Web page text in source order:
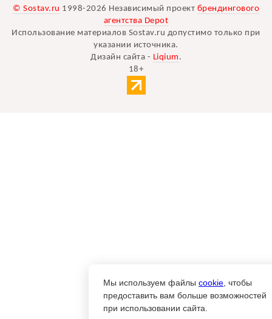
© Sostav.ru 1998-2026 Независимый проект брендингового
агентства Depot
Использование материалов Sostav.ru допустимо только при
указании источника.
Дизайн сайта - Liqium .
18+
Мы используем файлы cookie , чтобы
предоставить вам больше возможностей
при использовании сайта.